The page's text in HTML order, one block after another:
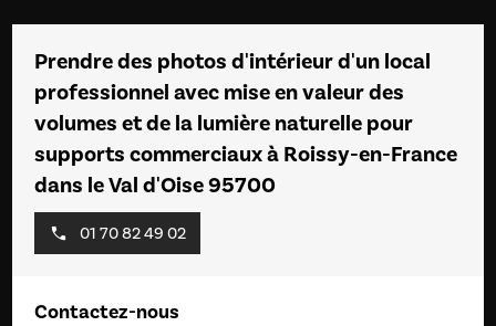
Prendre des photos d'intérieur d'un local
professionnel avec mise en valeur des
volumes et de la lumière naturelle pour
supports commerciaux à Roissy-en-France
dans le Val d'Oise 95700
01 70 82 49 02
Contactez-nous